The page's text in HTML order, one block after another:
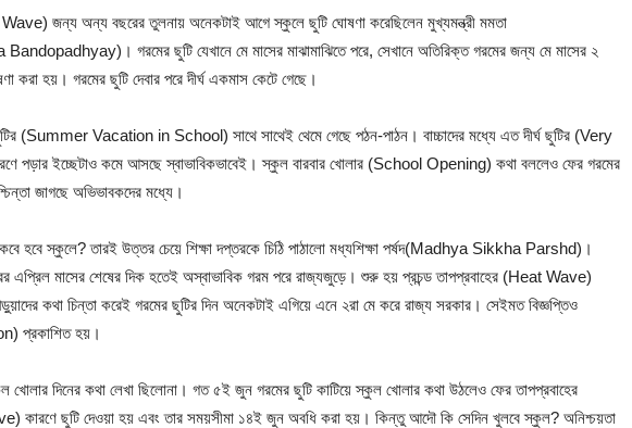
জন্য অন্য বছরের তুলনায় অনেকটাই আগে স্কুলে ছুটি ঘোষণা করেছিলেন মুখ্যমন্ত্রী মমতা
Bandopadhyay)। গরমের ছুটি যেখানে মে মাসের মাঝামাঝিতে পরে, সেখানে অতিরিক্ত গরমের জন্য মে মাসের ২
করা হয়। গরমের ছুটি দেবার পরে দীর্ঘ একমাস কেটে গেছে।
(Summer Vacation in School) সাথে সাথেই থেমে গেছে পঠন-পাঠন। বাচ্চাদের মধ্যে এত দীর্ঘ ছুটির (Very
পড়ার ইচ্ছেটাও কমে আসছে স্বাভাবিকভাবেই। স্কুল বারবার খোলার (School Opening) কথা বললেও ফের গরমের
জাগছে অভিভাবকদের মধ্যে।
হবে স্কুলে? তারই উত্তর চেয়ে শিক্ষা দপ্তরকে চিঠি পাঠালো মধ্যশিক্ষা পর্ষদ(Madhya Sikkha Parshd)।
এপ্রিল মাসের শেষের দিক হতেই অস্বাভাবিক গরম পরে রাজ্যজুড়ে। শুরু হয় প্রচন্ড তাপপ্রবাহের (Heat Wave)
কথা চিন্তা করেই গরমের ছুটির দিন অনেকটাই এগিয়ে এনে ২রা মে করে রাজ্য সরকার। সেইমত বিজ্ঞপ্তিও
প্রকাশিত হয়।
খোলার দিনের কথা লেখা ছিলোনা। গত ৫ই জুন গরমের ছুটি কাটিয়ে স্কুল খোলার কথা উঠলেও ফের তাপপ্রবাহের
ছুটি দেওয়া হয় এবং তার সময়সীমা ১৪ই জুন অবধি করা হয়। কিন্তু আদৌ কি সেদিন খুলবে স্কুল? অনিশ্চয়তা